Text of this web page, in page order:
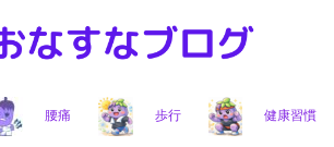
腰痛 歩行 健康習慣